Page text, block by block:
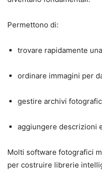
Permettono di:
trovare rapidamente
ordinare immagini per
gestire archivi
aggiungere descrizioni
Molti software fotografici
per costruire librerie